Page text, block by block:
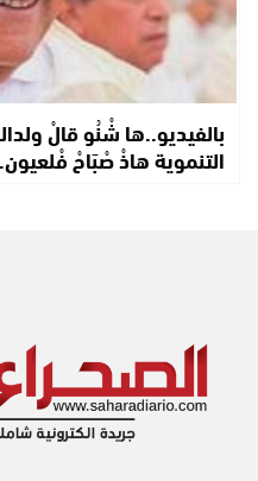
بالفيديو..ها شْنُو قالْ
التنموية هاذْ صْبَاحْ